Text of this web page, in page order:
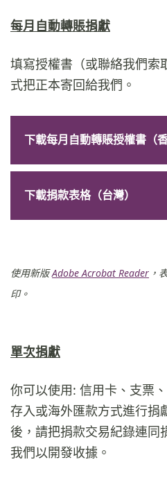
每月自動轉賬捐獻
填寫授權書（或聯絡我們索
式把正本寄回給我們。
下載每月自動轉賬授權書（
下載捐款表格（台灣）
使用新版Adobe Acrobat Reader ，
印。
單次捐獻
你可以使用: 信用卡、支票
存入或海外匯款方式進行捐
後，請把捐款交易紀錄連同
我們以開發收據。